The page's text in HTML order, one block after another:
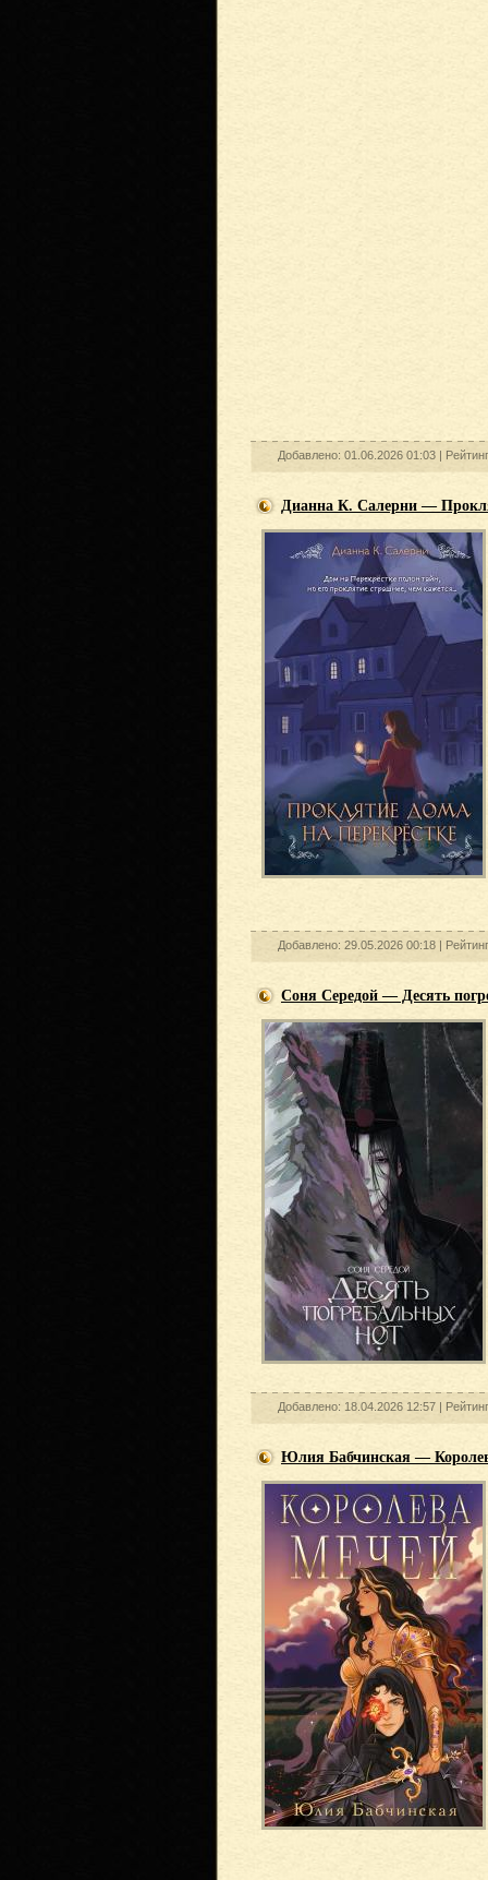
Добавлено: 01.06.2026 01:03 |
Дианна К. Салерни —
Добавлено: 29.05.2026 00:18 |
Соня Середой — Десять
Добавлено: 18.04.2026 12:57 |
Юлия Бабчинская —